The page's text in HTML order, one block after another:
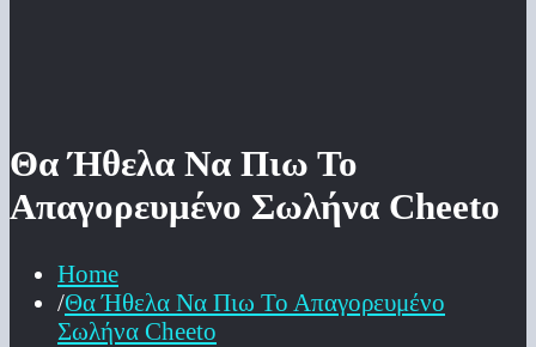
Θα Ήθελα Να Πιω Το
Απαγορευμένο Σωλήνα Cheeto
Home
Θα Ήθελα Να Πιω Το Απαγορευμένο
Σωλήνα Cheeto